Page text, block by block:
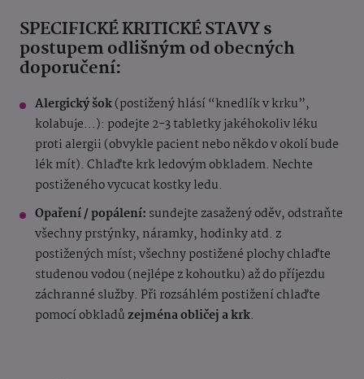
SPECIFICKÉ KRITICKÉ STAVY s
postupem odlišným od obecných
doporučení:
Alergický šok(postižený hlásí “knedlík v krku”,
kolabuje…): podejte 2-3 tabletky jakéhokoliv léku
proti alergii (obvykle pacient nebo někdo v okolí bude
lék mít). Chlaďte krk ledovým obkladem. Nechte
postiženého vycucat kostky ledu.
Opaření / popálení: sundejte zasažený oděv, odstraňte
všechny prstýnky, náramky, hodinky atd. z
postižených míst; všechny postižené plochy chlaďte
studenou vodou (nejlépe z kohoutku) až do příjezdu
záchranné služby. Při rozsáhlém postižení chlaďte
pomocí obkladůzejména obličej a krk.